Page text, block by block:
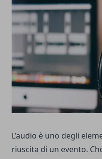
L’audio è uno degli
riuscita di un evento.